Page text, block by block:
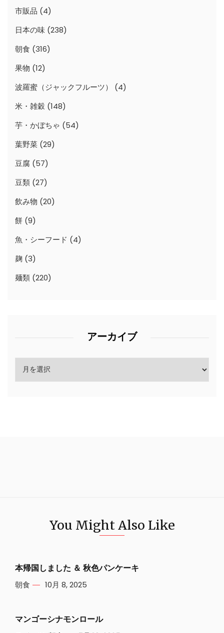
市販品 (4)
日本の味 (238)
朝食 (316)
果物 (12)
波羅蜜（ジャックフルーツ）
(4)
米・雑穀 (148)
芋・かぼちゃ (54)
葉野菜 (29)
豆腐 (57)
豆類 (27)
飲み物 (20)
餅 (9)
魚・シーフード (4)
麹 (3)
麺類 (220)
アーカイブ
You Might Also Like
本帰国しました ＆ 秋色パンケーキ
朝食 10月 8, 2025
マンゴーシナモンロール